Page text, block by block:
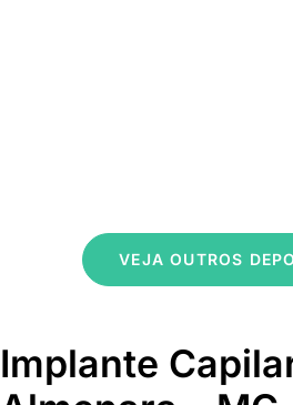
VEJA OUTROS
Implante